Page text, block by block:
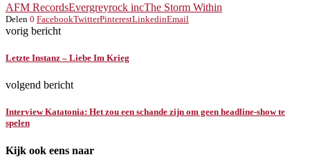
AFM RecordsEvergreyrock incThe Storm Within
Delen 0 FacebookTwitterPinterestLinkedinEmail
vorig bericht
Letzte Instanz – Liebe Im Krieg
volgend bericht
Interview Katatonia: Het zou een schande zijn om geen headline-show te
spelen
Kijk ook eens naar